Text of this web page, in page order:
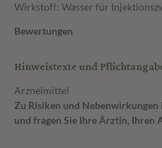
Wirkstoff: Wasser für
Bewertungen
Hinweistexte und
Arzneimittel
Zu Risiken und Nebenwirkungen
und fragen Sie Ihre Ärztin, Ihren